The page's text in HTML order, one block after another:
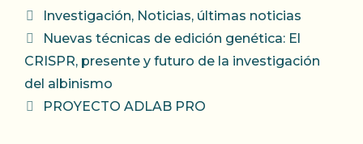
Categorías
Investigación, Noticias, últimas noticias
Nuevas técnicas de edición genética: El
CRISPR, presente y futuro de la investigación
del albinismo
PROYECTO ADLAB PRO